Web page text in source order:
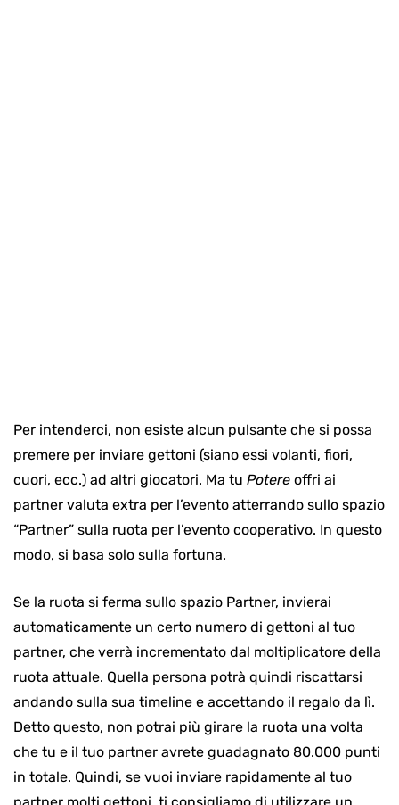
Per intenderci, non esiste alcun pulsante che si possa
premere per inviare gettoni (siano essi volanti, fiori,
cuori, ecc.) ad altri giocatori. Ma tu Potere offri ai
partner valuta extra per l’evento atterrando sullo spazio
“Partner” sulla ruota per l’evento cooperativo. In questo
modo, si basa solo sulla fortuna.
Se la ruota si ferma sullo spazio Partner, invierai
automaticamente un certo numero di gettoni al tuo
partner, che verrà incrementato dal moltiplicatore della
ruota attuale. Quella persona potrà quindi riscattarsi
andando sulla sua timeline e accettando il regalo da lì.
Detto questo, non potrai più girare la ruota una volta
che tu e il tuo partner avrete guadagnato 80.000 punti
in totale. Quindi, se vuoi inviare rapidamente al tuo